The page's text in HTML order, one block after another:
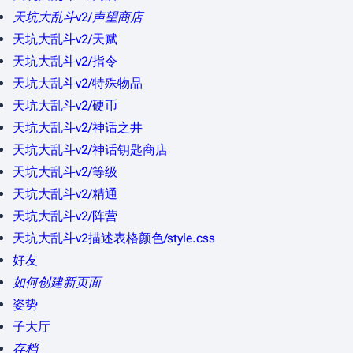
天坑大乱斗v2/声望商店
天坑大乱斗v2/天赋
天坑大乱斗v2/指令
天坑大乱斗v2/特殊物品
天坑大乱斗v2/硬币
天坑大乱斗v2/神话之井
天坑大乱斗v2/神话钥匙商店
天坑大乱斗v2/等级
天坑大乱斗v2/精通
天坑大乱斗v2/阵营
天坑大乱斗v2描述表格颜色/style.css
好友
如何创建新页面
姿势
子大厅
存档